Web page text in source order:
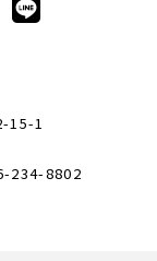
15-1
234-8802